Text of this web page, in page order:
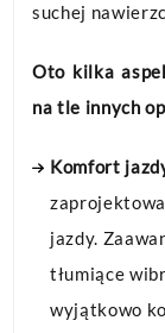
suchej
Oto kilka
na tle innych
Komfort
jazdy.
tłumiące
wyjątkowo